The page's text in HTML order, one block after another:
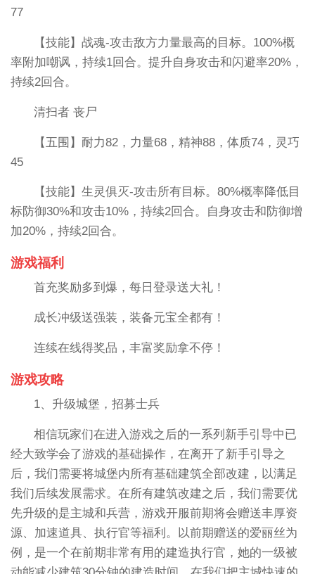
77
【技能】战魂-攻击敌方力量最高的目标。100%概
率附加嘲讽，持续1回合。提升自身攻击和闪避率20%，
持续2回合。
清扫者 丧尸
【五围】耐力82，力量68，精神88，体质74，灵巧
45
【技能】生灵俱灭-攻击所有目标。80%概率降低目
标防御30%和攻击10%，持续2回合。自身攻击和防御增
加20%，持续2回合。
游戏福利
首充奖励多到爆，每日登录送大礼！
成长冲级送强装，装备元宝全都有！
连续在线得奖品，丰富奖励拿不停！
游戏攻略
1、升级城堡，招募士兵
相信玩家们在进入游戏之后的一系列新手引导中已
经大致学会了游戏的基础操作，在离开了新手引导之
后，我们需要将城堡内所有基础建筑全部改建，以满足
我们后续发展需求。在所有建筑改建之后，我们需要优
先升级的是主城和兵营，游戏开服前期将会赠送丰厚资
源、加速道具、执行官等福利。以前期赠送的爱丽丝为
例，是一个在前期非常有用的建造执行官，她的一级被